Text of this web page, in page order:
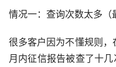
情况一：查询次数太多（
很多客户因为不懂规则
月内征信报告被查了十